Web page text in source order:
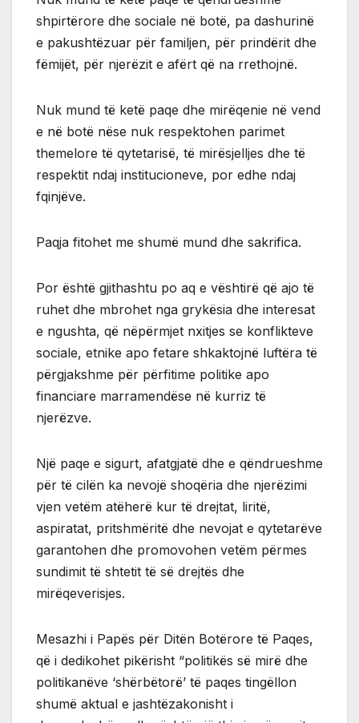
shpirtërore dhe sociale në botë, pa dashurinë
e pakushtëzuar për familjen, për prindërit dhe
fëmijët, për njerëzit e afërt që na rrethojnë.
Nuk mund të ketë paqe dhe mirëqenie në vend
e në botë nëse nuk respektohen parimet
themelore të qytetarisë, të mirësjelljes dhe të
respektit ndaj institucioneve, por edhe ndaj
fqinjëve.
Paqja fitohet me shumë mund dhe sakrifica.
Por është gjithashtu po aq e vështirë që ajo të
ruhet dhe mbrohet nga grykësia dhe interesat
e ngushta, që nëpërmjet nxitjes se konflikteve
sociale, etnike apo fetare shkaktojnë luftëra të
përgjakshme për përfitime politike apo
financiare marramendëse në kurriz të
njerëzve.
Një paqe e sigurt, afatgjatë dhe e qëndrueshme
për të cilën ka nevojë shoqëria dhe njerëzimi
vjen vetëm atëherë kur të drejtat, liritë,
aspiratat, pritshmëritë dhe nevojat e qytetarëve
garantohen dhe promovohen vetëm përmes
sundimit të shtetit të së drejtës dhe
mirëqeverisjes.
Mesazhi i Papës për Ditën Botërore të Paqes,
që i dedikohet pikërisht “politikës së mirë dhe
politikanëve ‘shërbëtorë’ të paqes tingëllon
shumë aktual e jashtëzakonisht i